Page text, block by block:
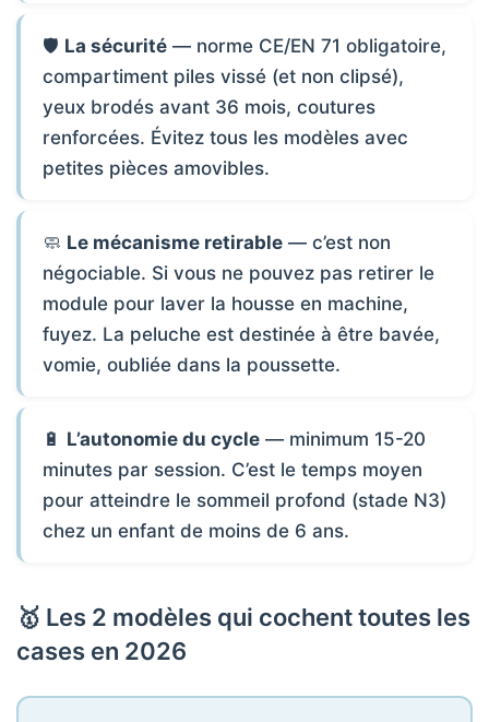
🛡️ La sécurité — norme CE/EN 71 obligatoire,
compartiment piles vissé (et non clipsé),
yeux brodés avant 36 mois, coutures
renforcées. Évitez tous les modèles avec
petites pièces amovibles.
🧼 Le mécanisme retirable — c’est non
négociable. Si vous ne pouvez pas retirer le
module pour laver la housse en machine,
fuyez. La peluche est destinée à être bavée,
vomie, oubliée dans la poussette.
🔋 L’autonomie du cycle — minimum 15-20
minutes par session. C’est le temps moyen
pour atteindre le sommeil profond (stade N3)
chez un enfant de moins de 6 ans.
🥇 Les 2 modèles qui cochent toutes les
cases en 2026